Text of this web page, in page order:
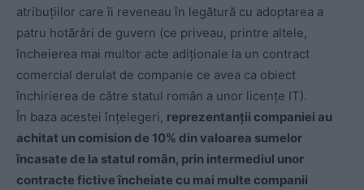
atribuțiilor care îi reveneau în legătură cu adoptarea a
patru hotărâri de guvern (ce priveau, printre altele,
încheierea mai multor acte adiționale la un contract
comercial derulat de companie ce avea ca obiect
închirierea de către statul român a unor licențe IT).
În baza acestei înțelegeri, reprezentanții companiei au
achitat un comision de 10% din valoarea sumelor
încasate de la statul român, prin intermediul unor
contracte fictive încheiate cu mai multe companii